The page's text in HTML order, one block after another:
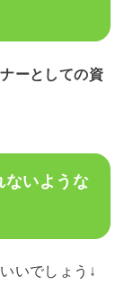
ーとしての資
ないような
いでしょう↓